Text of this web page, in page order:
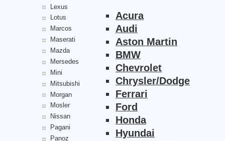
Lexus
Lotus
Marcos
Maserati
Mazda
Mersedes
Mini
Mitsubishi
Morgan
Mosler
Nissan
Pagani
Panoz
Acura
Audi
Aston Martin
BMW
Chevrolet
Chrysler/Dodge
Ferrari
Ford
Honda
Hyundai